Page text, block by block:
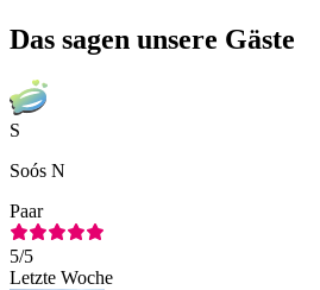
Das sagen unsere Gäste
S
Soós N
Paar
5/5
Letzte Woche